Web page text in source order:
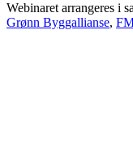
Webinaret arrangeres i
Grønn Byggallianse,